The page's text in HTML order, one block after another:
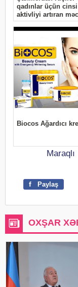
Maraqlı
f Paylaş
OXŞAR